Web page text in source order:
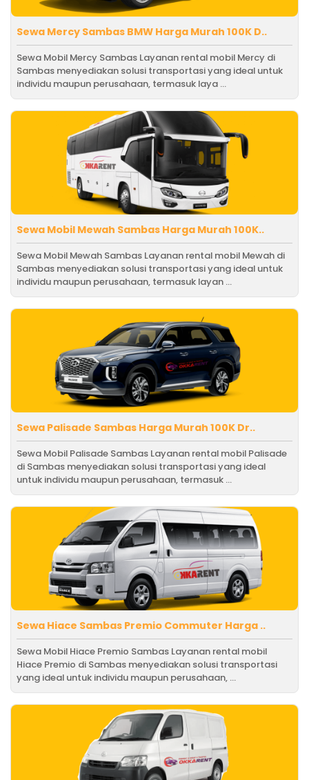
Sewa Mercy Sambas BMW Harga Murah 100K D..
Sewa Mobil Mercy Sambas Layanan rental mobil Mercy di
Sambas menyediakan solusi transportasi yang ideal untuk
individu maupun perusahaan, termasuk laya ...
Sewa Mobil Mewah Sambas Harga Murah 100K..
Sewa Mobil Mewah Sambas Layanan rental mobil Mewah di
Sambas menyediakan solusi transportasi yang ideal untuk
individu maupun perusahaan, termasuk layan ...
Sewa Palisade Sambas Harga Murah 100K Dr..
Sewa Mobil Palisade Sambas Layanan rental mobil Palisade
di Sambas menyediakan solusi transportasi yang ideal
untuk individu maupun perusahaan, termasuk ...
Sewa Hiace Sambas Premio Commuter Harga ..
Sewa Mobil Hiace Premio Sambas Layanan rental mobil
Hiace Premio di Sambas menyediakan solusi transportasi
yang ideal untuk individu maupun perusahaan, ...